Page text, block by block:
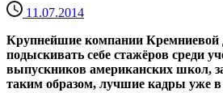
11.07.2014
Крупнейшие компании Кремниевой
подыскивать себе стажёров среди
выпускников американских школ,
таким образом, лучшие кадры уже